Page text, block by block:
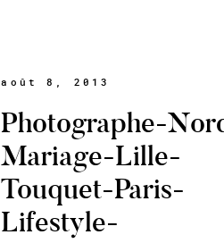
août 8, 2013
Photographe-
Mariage-Lille-
Touquet-Paris-
Lifestyle-